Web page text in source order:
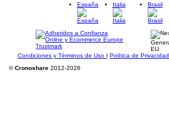
España
Italia Brasil
Condiciones y Términos de Uso | Política de Privacidad
©Cronoshare 2012-2026